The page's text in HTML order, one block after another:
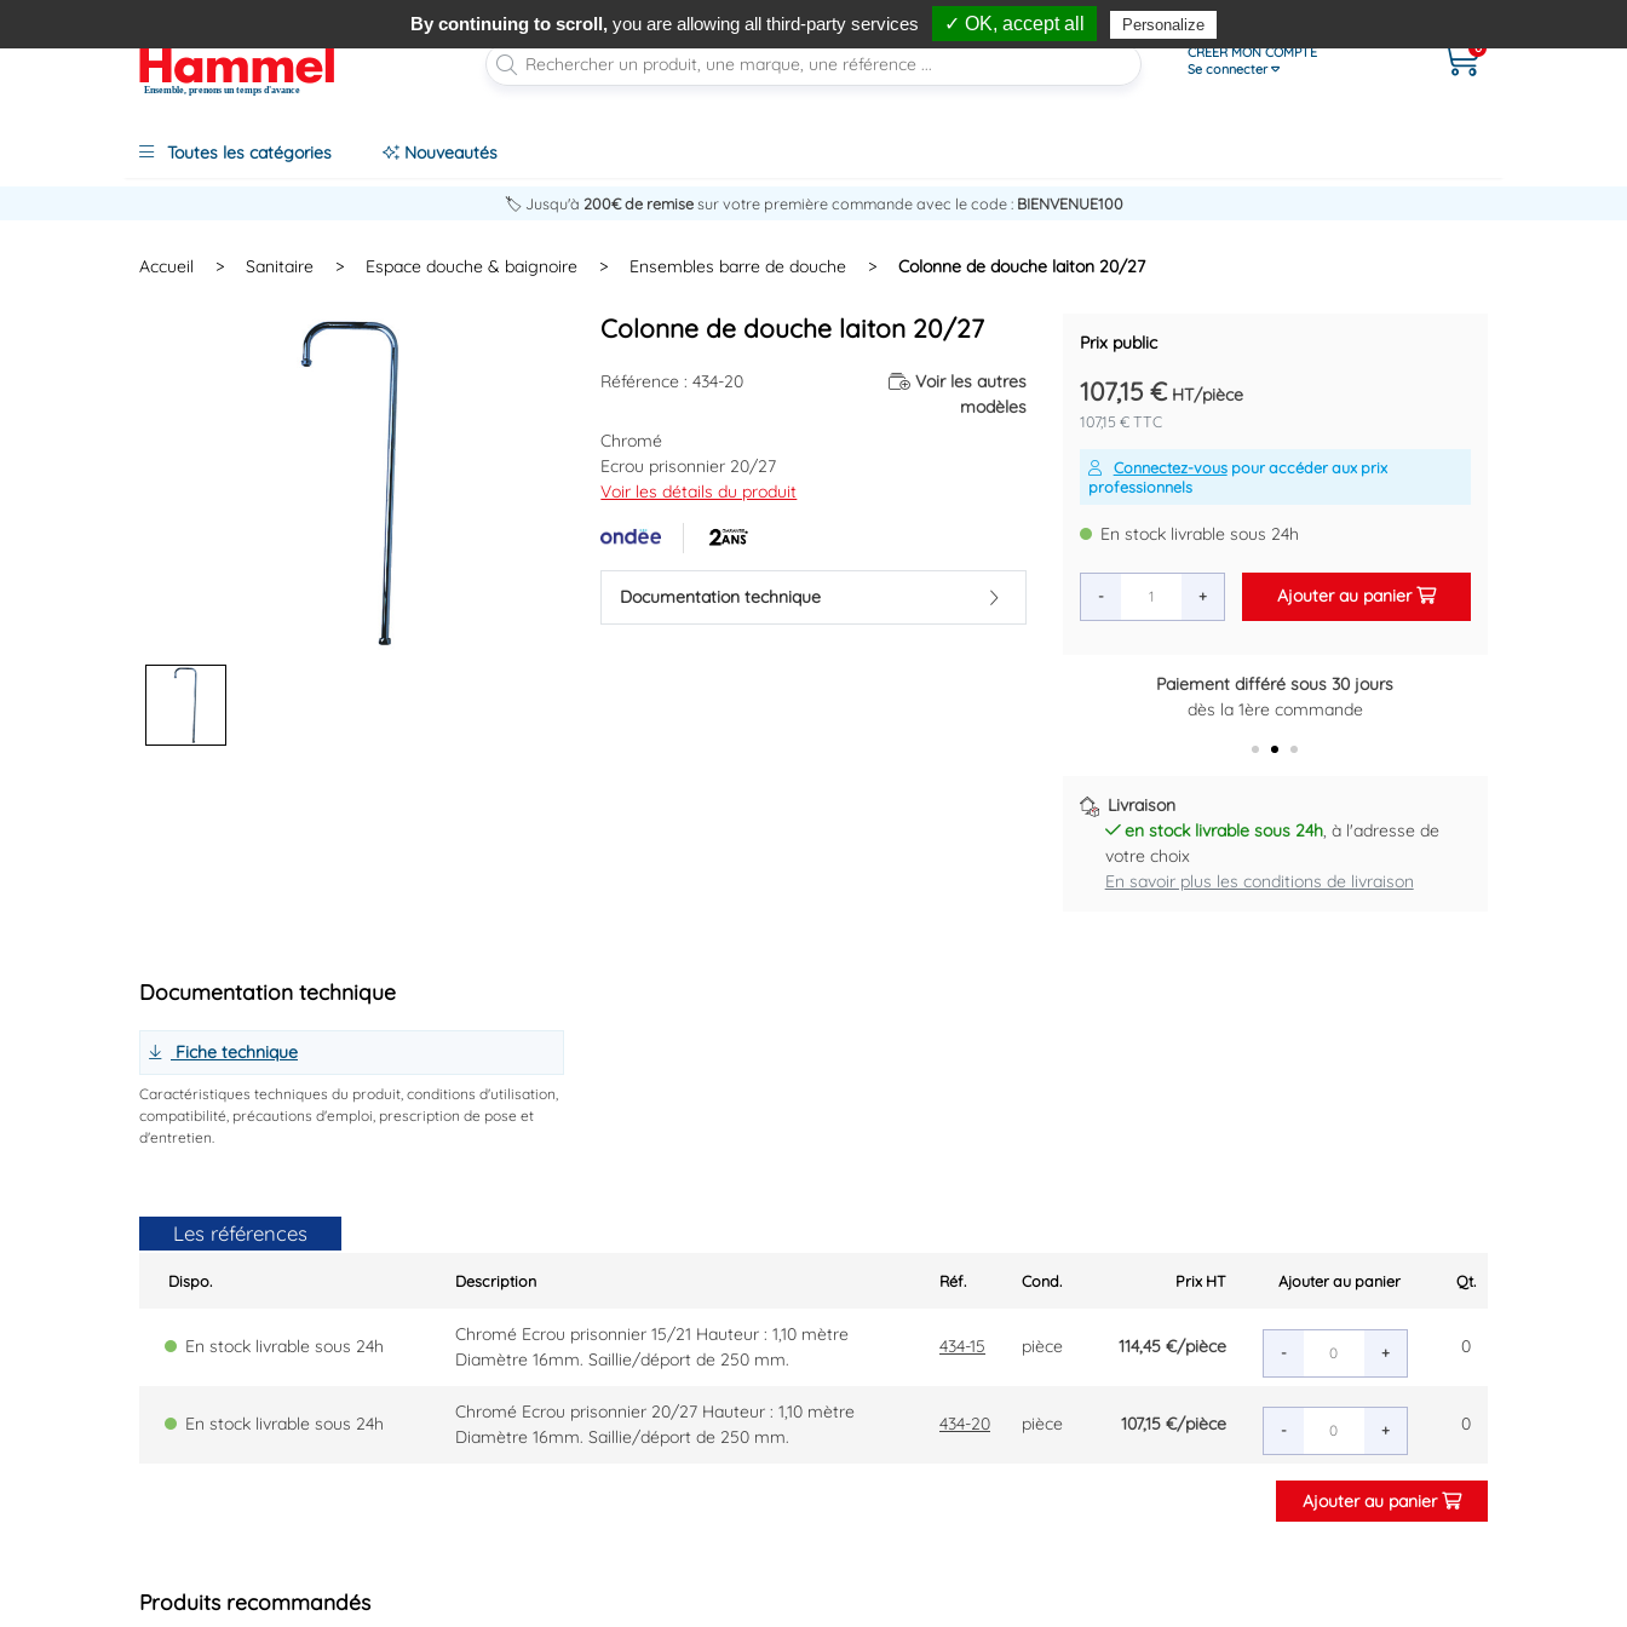
Ensemble, prenons un temps d'avance
CRÉER MON COMPTE
Se connecter
0
Toutes les catégories Nouveautés
🏷️ Jusqu'à 200€ de remisesur votre première commande avec le code : BIENVENUE100
Accueil > Sanitaire > Espace douche & baignoire > Ensembles barre de douche > Colonne de douche laiton 20/27
Colonne de douche laiton 20/27
Référence : 434-20
Voir les autres
modèles
Chromé
Ecrou prisonnier 20/27
Hauteur : 1,10 mètre
Saillie/déport de 250 mm.
Marque : ONDEE
Code EAN : 3383951123200
Voir les détails du produit
Documentation technique
Prix public
107,15 €HT/pièce
107,15 € TTC
Connectez-vouspour accéder aux prix
professionnels
En stock livrable sous 24h
- + Ajouter au panier
Paiement différé sous 30 jours
dès la 1ère commande
Retour gratuit sous 14 jours
Plus d'informations ici
Livraison
en stock livrable sous 24h, à l'adresse de
votre choix
En savoir plus les conditions de livraison
Documentation technique
Fiche technique
Caractéristiques techniques du produit, conditions d'utilisation,
compatibilité, précautions d'emploi, prescription de pose et
d'entretien.
Les références
Dispo. Description Réf. Cond. Prix HT Ajouter au panier Qt.
En stock livrable sous 24h
Chromé Ecrou prisonnier 15/21 Hauteur : 1,10 mètre
Diamètre 16mm. Saillie/déport de 250 mm.
434-15 pièce 114,45 €/pièce - + 0
En stock livrable sous 24h
Chromé Ecrou prisonnier 20/27 Hauteur : 1,10 mètre
Diamètre 16mm. Saillie/déport de 250 mm.
434-20 pièce 107,15 €/pièce - + 0
Ajouter au panier
Produits recommandés
By continuing to scroll,you are allowing all third-party services ✓ OK, accept all Personalize